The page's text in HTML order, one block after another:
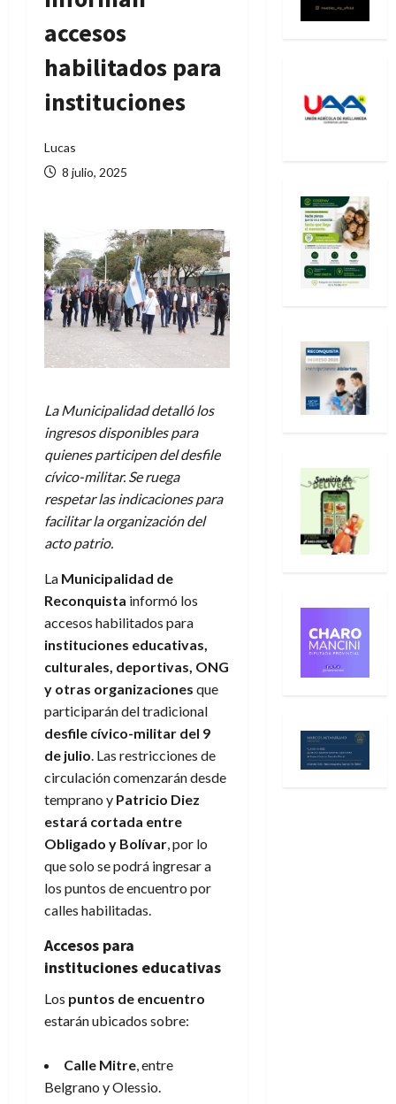
accesos
habilitados para
instituciones
Lucas
8 julio, 2025
La Municipalidad detalló los
ingresos disponibles para
quienes participen del desfile
cívico-militar. Se ruega
respetar las indicaciones para
facilitar la organización del
acto patrio.
La Municipalidad de
Reconquista informó los
accesos habilitados para
instituciones educativas,
culturales, deportivas, ONG
y otras organizaciones que
participarán del tradicional
desfile cívico-militar del 9
de julio. Las restricciones de
circulación comenzarán desde
temprano y Patricio Diez
estará cortada entre
Obligado y Bolívar, por lo
que solo se podrá ingresar a
los puntos de encuentro por
calles habilitadas.
Accesos para
instituciones educativas
Los puntos de encuentro
estarán ubicados sobre:
Calle Mitre, entre
Belgrano y Olessio.